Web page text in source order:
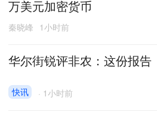
万美元加密货币
秦晓峰 1小时前
华尔街锐评非农：这份报告
快讯 · 1小时前